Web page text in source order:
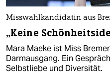
Misswahlkandidatin aus
„Keine
Mara Maeke ist Miss
Darmausgang. Ein
Selbstliebe und Diversität.